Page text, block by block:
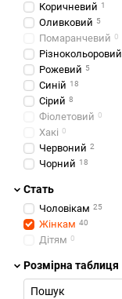
Коричневий 1
Оливковий 5
Помаранчевий 0
Різнокольоровий
Рожевий 5
Синій 18
Сірий 8
Фіолетовий 0
Хакі 0
Червоний 2
Чорний 18
Стать
Чоловікам 25
Жінкам 40
Дітям 0
Розмірна таблиця